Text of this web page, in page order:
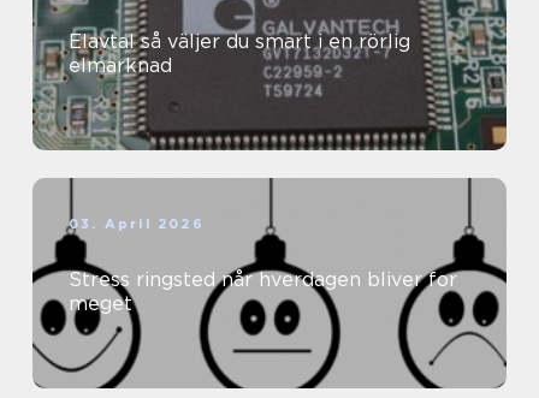
Elavtal så väljer du smart i en rörlig
elmarknad
03. April 2026
Stress ringsted når hverdagen bliver for
meget